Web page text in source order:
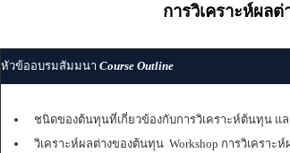
การวิเคราะห์ผล
หัวข้ออบรมสัมมนา Course Outline
ชนิดของต้นทุนที่เกี่ยวข้องกับการวิเคราะห์ต้นทุน แ
วิเคราะห์ผลต่างของต้นทุน Workshop การวิเคราะห์